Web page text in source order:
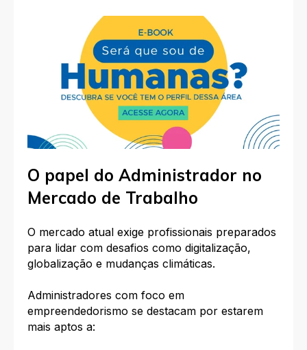
O papel do Administrador no
Mercado de Trabalho
O mercado atual exige profissionais preparados
para lidar com desafios como digitalização,
globalização e mudanças climáticas.
Administradores com foco em
empreendedorismo se destacam por estarem
mais aptos a: